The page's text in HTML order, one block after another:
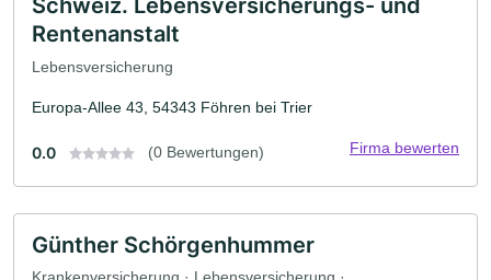
Schweiz. Lebensversicherungs- und
Rentenanstalt
Lebensversicherung
Europa-Allee 43, 54343 Föhren bei Trier
0.0 (0 Bewertungen) Firma bewerten
Günther Schörgenhummer